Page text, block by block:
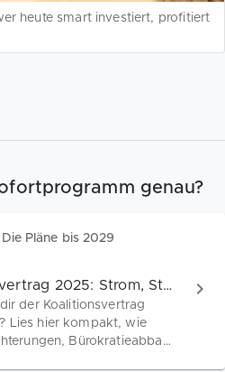
heute smart investiert, profitiert
genau?
Pläne bis 2029
Koalitionsvertrag 2025: Strom, Steuern, Start-ups
der Koalitionsvertrag
Lies hier kompakt, wie
Bürokratieabbau,